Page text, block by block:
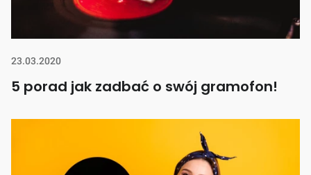
23.03.2020
5 porad jak zadbać o swój gramofon!